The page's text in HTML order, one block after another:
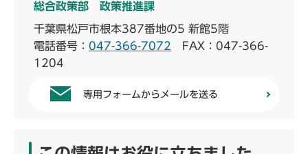
総合政策部 政策推進課
千葉県松戸市根本387番地の5 新館5階
電話番号： 047-366-7072 FAX：047-366-
1204
専用フォームからメールを送る